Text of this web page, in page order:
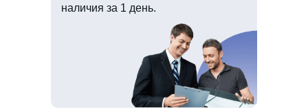
наличия за 1 день.